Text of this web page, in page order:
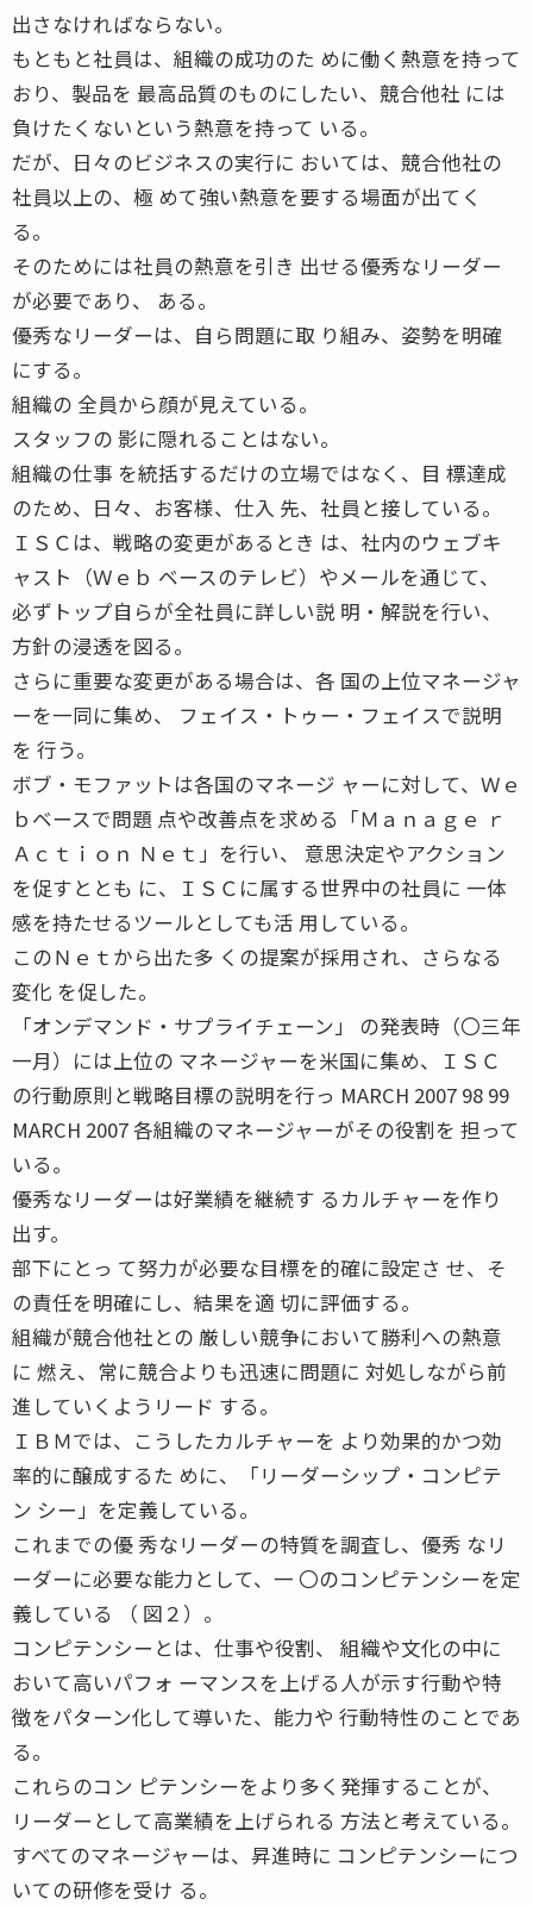
出さなければならない。
もともと社員は、組織の成功のた めに働く熱意を持って
おり、製品を 最高品質のものにしたい、競合他社 には
負けたくないという熱意を持って いる。
だが、日々のビジネスの実行に おいては、競合他社の
社員以上の、極 めて強い熱意を要する場面が出てく
る。
そのためには社員の熱意を引き 出せる優秀なリーダー
が必要であり、 ある。
優秀なリーダーは、自ら問題に取 り組み、姿勢を明確
にする。
組織の 全員から顔が見えている。
スタッフの 影に隠れることはない。
組織の仕事 を統括するだけの立場ではなく、目 標達成
のため、日々、お客様、仕入 先、社員と接している。
ＩＳＣは、戦略の変更があるとき は、社内のウェブキ
ャスト（Ｗｅｂ ベースのテレビ）やメールを通じて、
必ずトップ自らが全社員に詳しい説 明・解説を行い、
方針の浸透を図る。
さらに重要な変更がある場合は、各 国の上位マネージャ
ーを一同に集め、 フェイス・トゥー・フェイスで説明
を 行う。
ボブ・モファットは各国のマネージ ャーに対して、Ｗｅ
ｂベースで問題 点や改善点を求める「Ｍａｎａｇｅ ｒ
Ａｃｔｉｏｎ Ｎｅｔ」を行い、 意思決定やアクション
を促すととも に、ＩＳＣに属する世界中の社員に 一体
感を持たせるツールとしても活 用している。
このＮｅｔから出た多 くの提案が採用され、さらなる
変化 を促した。
「オンデマンド・サプライチェーン」 の発表時（〇三年
一月）には上位の マネージャーを米国に集め、ＩＳＣ
の行動原則と戦略目標の説明を行っ MARCH 2007 98 99
MARCH 2007 各組織のマネージャーがその役割を 担って
いる。
優秀なリーダーは好業績を継続す るカルチャーを作り
出す。
部下にとっ て努力が必要な目標を的確に設定さ せ、そ
の責任を明確にし、結果を適 切に評価する。
組織が競合他社との 厳しい競争において勝利への熱意
に 燃え、常に競合よりも迅速に問題に 対処しながら前
進していくようリード する。
ＩＢＭでは、こうしたカルチャーを より効果的かつ効
率的に醸成するた めに、「リーダーシップ・コンピテ
ン シー」を定義している。
これまでの優 秀なリーダーの特質を調査し、優秀 なリ
ーダーに必要な能力として、一 〇のコンピテンシーを定
義している （ 図２）。
コンピテンシーとは、仕事や役割、 組織や文化の中に
おいて高いパフォ ーマンスを上げる人が示す行動や特
徴をパターン化して導いた、能力や 行動特性のことであ
る。
これらのコン ピテンシーをより多く発揮することが、
リーダーとして高業績を上げられる 方法と考えている。
すべてのマネージャーは、昇進時に コンピテンシーにつ
いての研修を受け る。